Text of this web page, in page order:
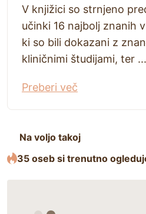
V knjižici so strnjeno
učinki 16 najbolj znanih
ki so bili dokazani z
kliničnimi študijami, ter ...
Preberi več
Na voljo takoj
35 oseb si trenutno